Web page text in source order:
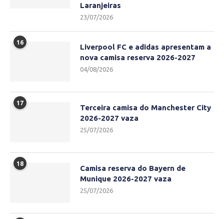
Laranjeiras
23/07/2026
16
Liverpool FC e adidas apresentam a
nova camisa reserva 2026-2027
04/08/2026
17
Terceira camisa do Manchester City
2026-2027 vaza
25/07/2026
18
Camisa reserva do Bayern de
Munique 2026-2027 vaza
25/07/2026